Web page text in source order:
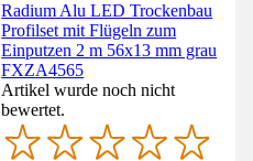
Radium Alu LED Trockenbau
Profilset mit Flügeln zum
Einputzen 2 m 56x13 mm grau
FXZA4565
Artikel wurde noch nicht
bewertet.